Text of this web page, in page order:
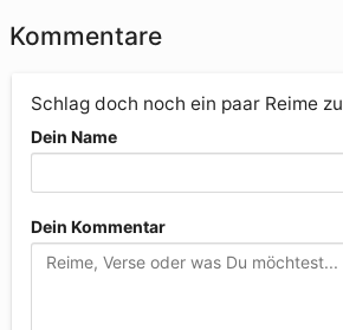
Kommentare
Schlag doch noch ein paar Reime zu
Dein Name
Dein Kommentar